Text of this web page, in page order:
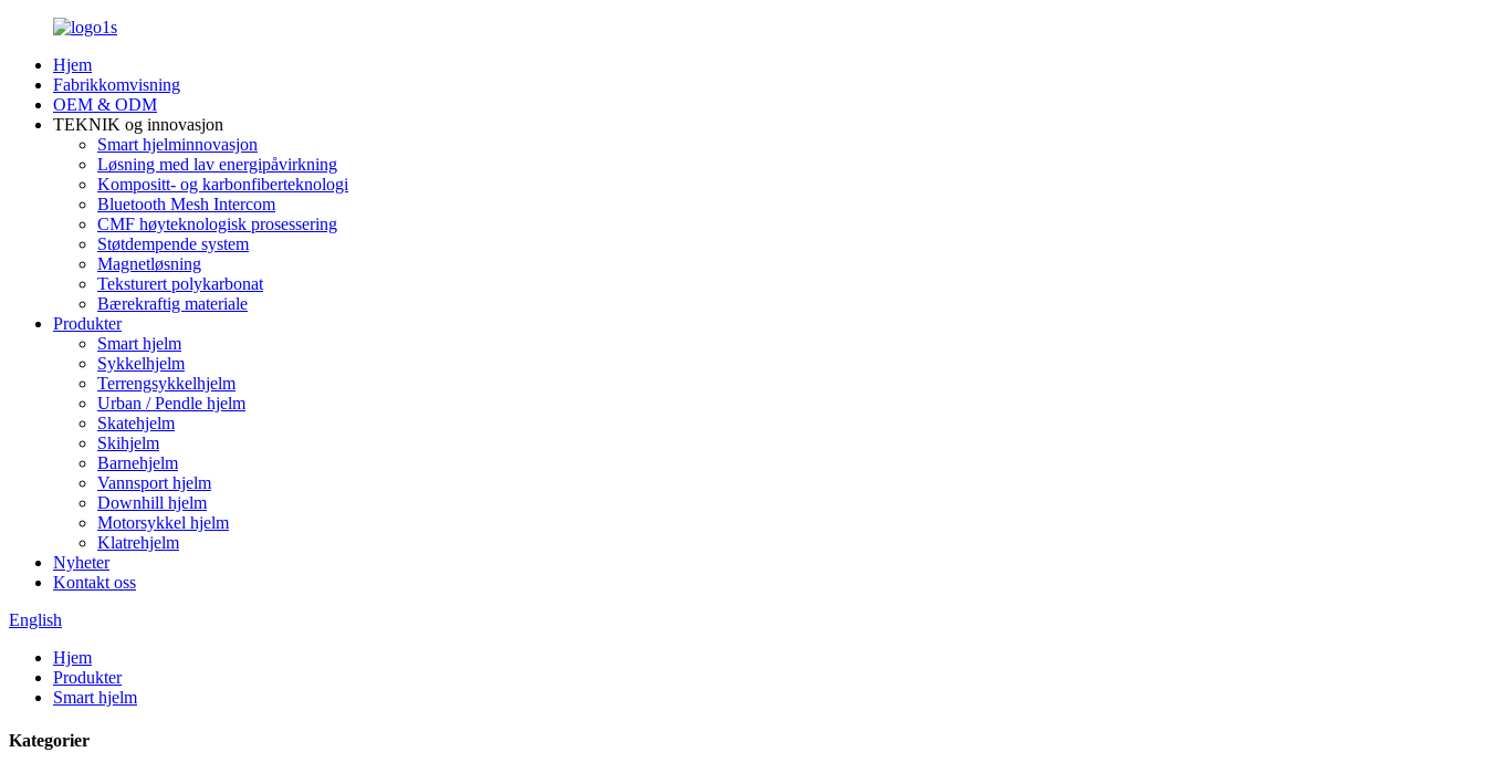
Hjem
Fabrikkomvisning
OEM & ODM
TEKNIK og innovasjon
Smart hjelminnovasjon
Løsning med lav energipåvirkning
Kompositt- og karbonfiberteknologi
Bluetooth Mesh Intercom
CMF høyteknologisk prosessering
Støtdempende system
Magnetløsning
Teksturert polykarbonat
Bærekraftig materiale
Produkter
Smart hjelm
Sykkelhjelm
Terrengsykkelhjelm
Urban / Pendle hjelm
Skatehjelm
Skihjelm
Barnehjelm
Vannsport hjelm
Downhill hjelm
Motorsykkel hjelm
Klatrehjelm
Nyheter
Kontakt oss
English
Hjem
Produkter
Smart hjelm
Kategorier